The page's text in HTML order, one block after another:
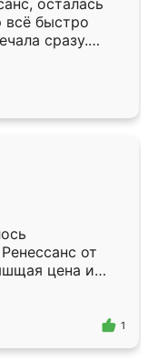
осталась
всё быстро
сразу.
подошёл к
Собрали
даже
от
цена и
Приехавший
самый
1